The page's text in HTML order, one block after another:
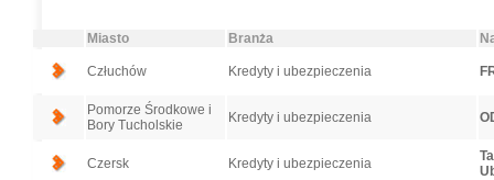
Miasto Branża
Człuchów Kredyty i ubezpieczenia
Pomorze Środkowe i
Bory Tucholskie
Kredyty i ubezpieczenia
Czersk Kredyty i ubezpieczenia